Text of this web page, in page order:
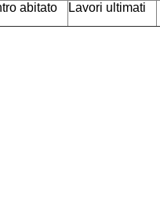
abitato Lavori ultimati